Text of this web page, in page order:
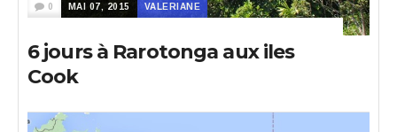
0 MAI 07, 2015 VALERIANE
6 jours à Rarotonga aux iles
Cook